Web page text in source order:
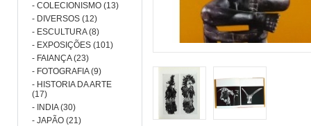
- COLECIONISMO (13)
- DIVERSOS (12)
- ESCULTURA (8)
- EXPOSIÇÕES (101)
- FAIANÇA (23)
- FOTOGRAFIA (9)
- HISTORIA DA ARTE
(17)
- INDIA (30)
- JAPÃO (21)